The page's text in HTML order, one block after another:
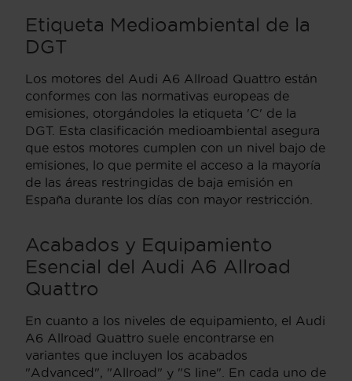
Etiqueta Medioambiental de la
DGT
Los motores del Audi A6 Allroad Quattro están
conformes con las normativas europeas de
emisiones, otorgándoles la etiqueta 'C' de la
DGT. Esta clasificación medioambiental asegura
que estos motores cumplen con un nivel bajo de
emisiones, lo que permite el acceso a la mayoría
de las áreas restringidas de baja emisión en
España durante los días con mayor restricción.
Acabados y Equipamiento
Esencial del Audi A6 Allroad
Quattro
En cuanto a los niveles de equipamiento, el Audi
A6 Allroad Quattro suele encontrarse en
variantes que incluyen los acabados
"Advanced", "Allroad" y "S line". En cada uno de